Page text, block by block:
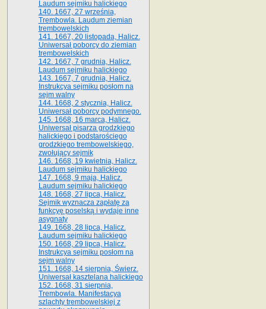
Laudum sejmiku halickiego
140. 1667, 27 września,
Trembowla. Laudum ziemian
trembowelskich
141. 1667, 20 listopada, Halicz.
Uniwersał poborcy do ziemian
trembowelskich
142. 1667, 7 grudnia, Halicz.
Laudum sejmiku halickiego
143. 1667, 7 grudnia, Halicz.
Instrukcya sejmiku posłom na
sejm walny
144. 1668, 2 stycznia, Halicz.
Uniwersał poborcy podymnego.
145. 1668, 16 marca, Halicz.
Uniwersał pisarza grodzkiego
halickiego i podstarościego
grodzkiego trembowelskiego,
zwołujący sejmik
146. 1668, 19 kwietnia, Halicz.
Laudum sejmiku halickiego
147. 1668, 9 maja, Halicz.
Laudum sejmiku halickiego
148. 1668, 27 lipca, Halicz.
Sejmik wyznacza zapłatę za
funkcyę poselską i wydaje inne
asygnaty
149. 1668, 28 lipca, Halicz.
Laudum sejmiku halickiego
150. 1668, 29 lipca, Halicz.
Instrukcya sejmiku posłom na
sejm walny
151. 1668, 14 sierpnia, Świerz.
Uniwersał kasztelana halickiego
152. 1668, 31 sierpnia,
Trembowla. Manifestacya
szlachty trembowelskiej z